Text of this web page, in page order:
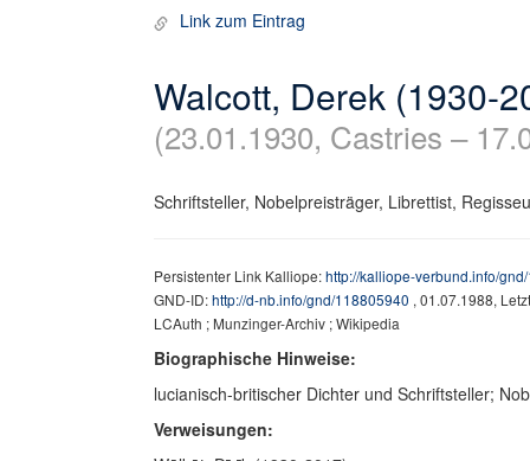
Link zum Eintrag
Walcott, Derek (1930-
(23.01.1930, Castries –
Schriftsteller, Nobelpreisträger, Librettist,
Persistenter Link Kalliope:http://kalliope-verbund.info/
GND-ID:http://d-nb.info/gnd/118805940 , 01.07.1988,
LCAuth ; Munzinger-Archiv ; Wikipedia
Biographische Hinweise:
lucianisch-britischer Dichter und Schriftsteller;
Verweisungen: